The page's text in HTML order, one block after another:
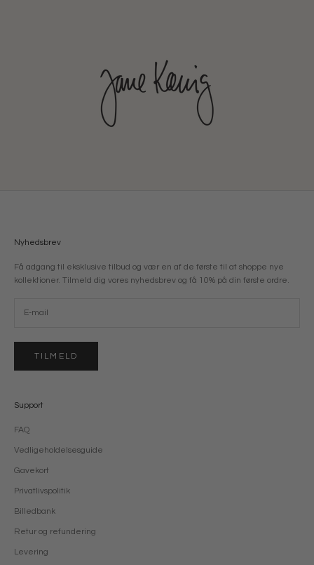
Nyhedsbrev
Få adgang til eksklusive tilbud og vær en af de første til at shoppe nye
kollektioner. Tilmeld dig vores nyhedsbrev og få 10% på din første ordre.
TILMELD
Support
FAQ
Vedligeholdelsesguide
Gavekort
Privatlivspolitik
Billedbank
Retur og refundering
Levering